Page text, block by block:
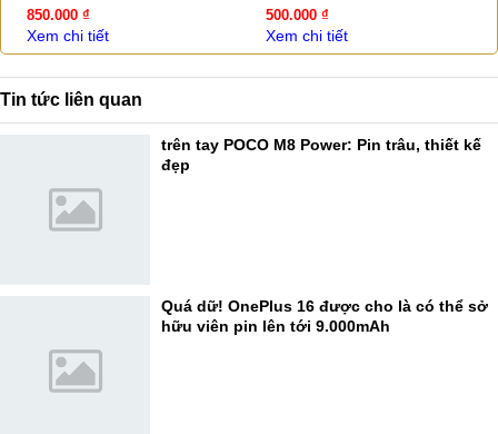
850.000 ₫
Xem chi tiết
500.000 ₫
Xem chi tiết
Tin tức liên quan
trên tay POCO M8 Power: Pin trâu, thiết kế
đẹp
Quá dữ! OnePlus 16 được cho là có thể sở
hữu viên pin lên tới 9.000mAh